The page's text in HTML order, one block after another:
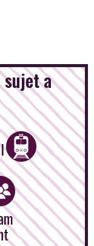
sujet a